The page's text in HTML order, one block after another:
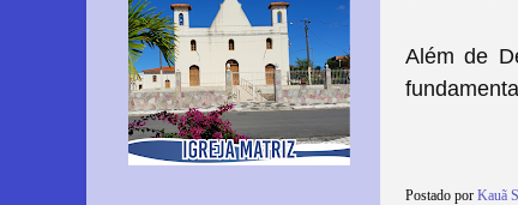
Além de
Postado por Kauã